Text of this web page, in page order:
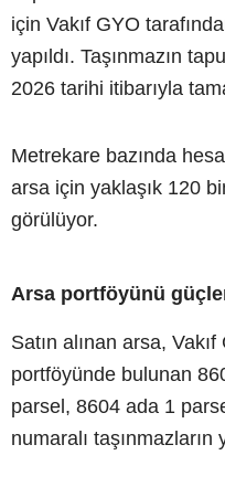
için Vakıf GYO
yapıldı. Taşınmazın
2026 tarihi itibarıyla
Metrekare bazında
arsa için yaklaşık 120
görülüyor.
Arsa portföyünü
Satın alınan arsa,
portföyünde bulunan
parsel, 8604 ada 1
numaralı taşınmazların